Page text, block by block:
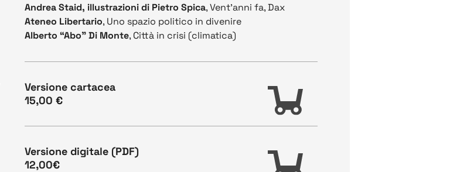
Andrea Staid, illustrazioni di Pietro Spica, Vent’anni fa, Dax
Ateneo Libertario, Uno spazio politico in divenire
Alberto “Abo” Di Monte, Città in crisi (climatica)
Versione cartacea
15,00 €
Versione digitale (PDF)
12,00€